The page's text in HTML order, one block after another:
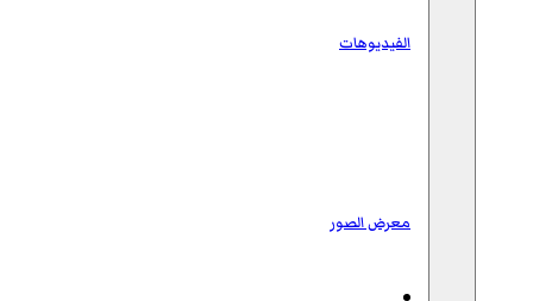
الفيديوهات
معرض الصور